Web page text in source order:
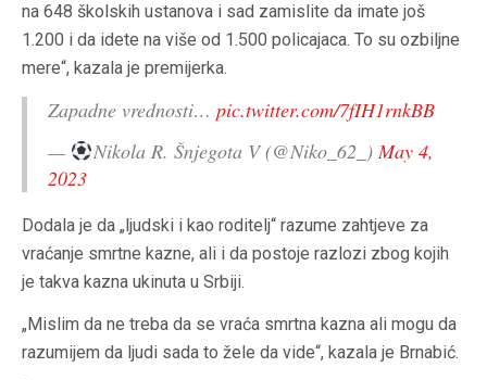
na 648 školskih ustanova i sad zamislite da imate još
1.200 i da idete na više od 1.500 policajaca. To su ozbiljne
mere“, kazala je premijerka.
Zapadne vrednosti… pic.twitter.com/7fIH1rnkBB
—
Nikola R. Šnjegota V (@Niko_62_)May 4,
2023
Dodala je da „ljudski i kao roditelj“ razume zahtjeve za
vraćanje smrtne kazne, ali i da postoje razlozi zbog kojih
je takva kazna ukinuta u Srbiji.
„Mislim da ne treba da se vraća smrtna kazna ali mogu da
razumijem da ljudi sada to žele da vide“, kazala je Brnabić.